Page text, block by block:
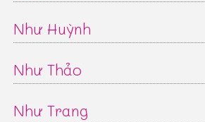
Như Huỳnh
Như Thảo
Như Trang